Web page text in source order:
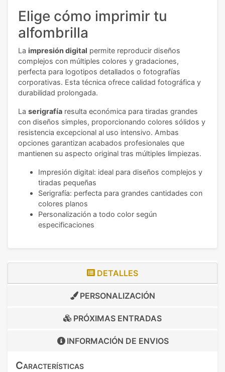
Elige cómo imprimir tu
alfombrilla
La impresión digital permite reproducir diseños
complejos con múltiples colores y gradaciones,
perfecta para logotipos detallados o fotografías
corporativas. Esta técnica ofrece calidad fotográfica y
durabilidad prolongada.
La serigrafía resulta económica para tiradas grandes
con diseños simples, proporcionando colores sólidos y
resistencia excepcional al uso intensivo. Ambas
opciones garantizan acabados profesionales que
mantienen su aspecto original tras múltiples limpiezas.
Impresión digital: ideal para diseños complejos y
tiradas pequeñas
Serigrafía: perfecta para grandes cantidades con
colores planos
Personalización a todo color según
especificaciones
DETALLES
PERSONALIZACIÓN
PRÓXIMAS ENTRADAS
INFORMACIÓN DE ENVIOS
Características